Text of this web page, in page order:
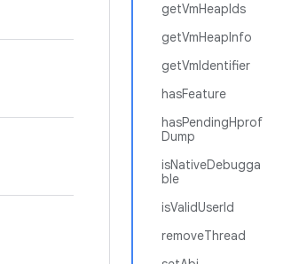
getVmHeapIds
getVmHeapInfo
getVmIdentifier
hasFeature
hasPendingHprof
Dump
isNativeDebugga
ble
isValidUserId
removeThread